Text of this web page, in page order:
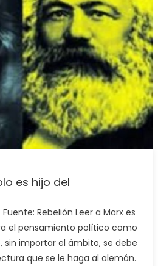
es hijo del
Rebelión Leer a Marx es
el pensamiento político como
sin importar el ámbito, se debe
que se le haga al alemán.